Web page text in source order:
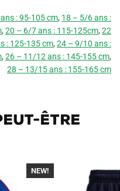
: 95-105 cm, 18 – 5/6 ans :
, 20 – 6/7 ans : 115-125cm, 22
: 125-135 cm, 24 – 9/10 ans :
, 26 – 11/12 ans : 145-155 cm,
28 – 13/15 ans : 155-165 cm
être
-40%
NEW!